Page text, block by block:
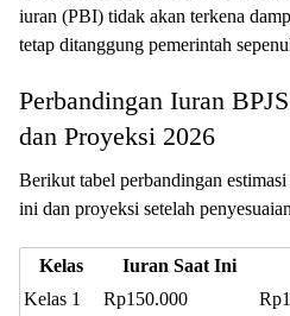
iuran (PBI) tidak akan terkena
tetap ditanggung pemerintah
Perbandingan Iuran
dan Proyeksi 2026
Berikut tabel perbandingan
ini dan proyeksi setelah
Kelas Iuran Saat Ini
Kelas 1
Rp150.000